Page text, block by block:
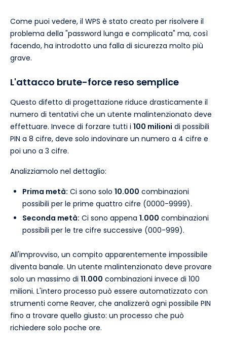
Come puoi vedere, il WPS è stato creato per risolvere il
problema della "password lunga e complicata" ma, così
facendo, ha introdotto una falla di sicurezza molto più
grave.
L'attacco brute-force reso semplice
Questo difetto di progettazione riduce drasticamente il
numero di tentativi che un utente malintenzionato deve
effettuare. Invece di forzare tutti i 100 milioni di possibili
PIN a 8 cifre, deve solo indovinare un numero a 4 cifre e
poi uno a 3 cifre.
Analizziamolo nel dettaglio:
Prima metà: Ci sono solo 10.000 combinazioni
possibili per le prime quattro cifre (0000-9999).
Seconda metà: Ci sono appena 1.000 combinazioni
possibili per le tre cifre successive (000-999).
All'improvviso, un compito apparentemente impossibile
diventa banale. Un utente malintenzionato deve provare
solo un massimo di 11.000 combinazioni invece di 100
milioni. L'intero processo può essere automatizzato con
strumenti come Reaver, che analizzerà ogni possibile PIN
fino a trovare quello giusto: un processo che può
richiedere solo poche ore.